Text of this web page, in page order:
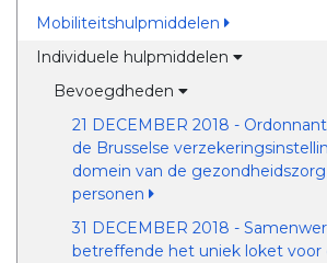
Mobiliteitshulpmiddelen
Individuele hulpmiddelen
Bevoegdheden
21 DECEMBER 2018 -
de Brusselse
domein van de
personen
31 DECEMBER 2018 -
betreffende het uniek loket voor